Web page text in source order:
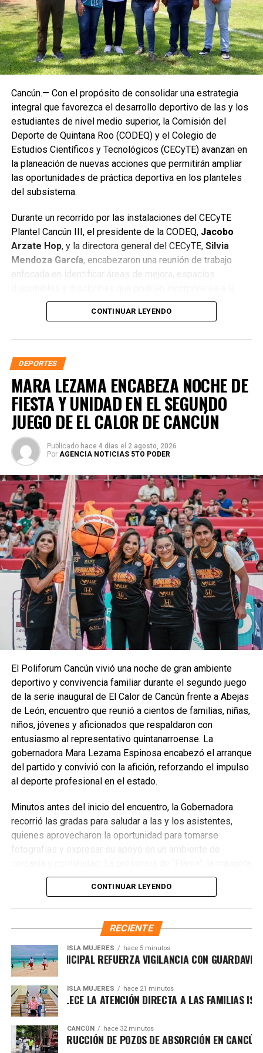
Cancún.— Con el propósito de consolidar una estrategia
integral que favorezca el desarrollo deportivo de las y los
estudiantes de nivel medio superior, la Comisión del
Deporte de Quintana Roo (CODEQ) y el Colegio de
Estudios Científicos y Tecnológicos (CECyTE) avanzan en
la planeación de nuevas acciones que permitirán ampliar
las oportunidades de práctica deportiva en los planteles
del subsistema.
Durante un recorrido por las instalaciones del CECyTE
Plantel Cancún III, el presidente de la CODEQ, Jacobo
Arzate Hop, y la directora general del CECyTE, Silvia
Mendoza García, encabezaron una reunión de trabajo
enfocada en identificar áreas de mejora, espacios
oferta extracurricular para fortalecer la formación integral
de la juventud quintanarroense.
En concordancia con elNuevo Acuerdo por el Bienestar
y Desarrollo, impulsado por la gobernadora Mara Lezama
Espinosa, ambas instituciones coincidieron en que la
educación y el deporte deben caminar de la mano para
garantizar que las y los jóvenes cuenten con herramientas
que fortalezcan su crecimiento físico, emocional y social.
Arzate Hop destacó que el objetivo es que el deporte sea
una prioridad dentro de la vida estudiantil, por lo que se
proyectan alternativas que permitan a las y los alumnos
acceder a diversas disciplinas, así como a infraestructura
qué deportes pueden implementarse y qué recursos se
requieren para su operación.
Por su parte, Silvia Mendoza subrayó que este primer
recorrido marca el inicio de una ruta de colaboración que
permitirá enriquecer las actividades extracurriculares del
CECyTE, reiterando que el deporte es un pilar fundamental
para el desarrollo de cada estudiante.
Recibe las noticias al instante
Únete al canal oficial de WhatsApp de
CONTINUAR LEYENDO
DEPORTES
MARA LEZAMA ENCABEZA NOCHE DE
FIESTA Y UNIDAD EN EL SEGUNDO
JUEGO DE EL CALOR DE CANCÚN
Publicado hace 4 días el 2 agosto, 2026
Por AGENCIA NOTICIAS 5TO PODER
El Poliforum Cancún vivió una noche de gran ambiente
deportivo y convivencia familiar durante el segundo juego
de la serie inaugural de El Calor de Cancún frente a Abejas
de León, encuentro que reunió a cientos de familias, niñas,
niños, jóvenes y aficionados que respaldaron con
entusiasmo al representativo quintanarroense. La
gobernadora Mara Lezama Espinosa encabezó el arranque
del partido y convivió con la afición, reforzando el impulso
al deporte profesional en el estado.
Minutos antes del inicio del encuentro, la Gobernadora
recorrió las gradas para saludar a las y los asistentes,
quienes aprovecharon la oportunidad para tomarse
fotografías y expresar su apoyo en un ambiente de
oficial de El Calor de Cancún, añadió dinamismo a la
jornada con juegos, concursos y actividades que
involucraron especialmente a las niñas y los niños,
fortaleciendo el carácter familiar del evento.
CONTINUAR LEYENDO
RECIENTE
ISLA MUJERES hace 5 minutos
MUNICIPAL REFUERZA VIGILANCIA CON GUARDAVIDAS
ISLA MUJERES hace 21 minutos
FORTALECE LA ATENCIÓN DIRECTA A LAS FAMILIAS
CANCÚN hace 32 minutos
CONSTRUCCIÓN DE POZOS DE ABSORCIÓN EN CANCÚN, EN